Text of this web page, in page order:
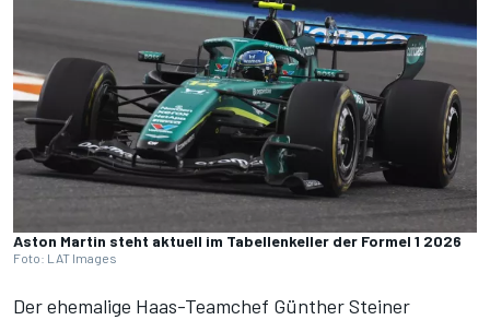
Aston Martin steht aktuell im Tabellenkeller der Formel 1 2026
Foto: LAT Images
Der ehemalige Haas-Teamchef Günther Steiner